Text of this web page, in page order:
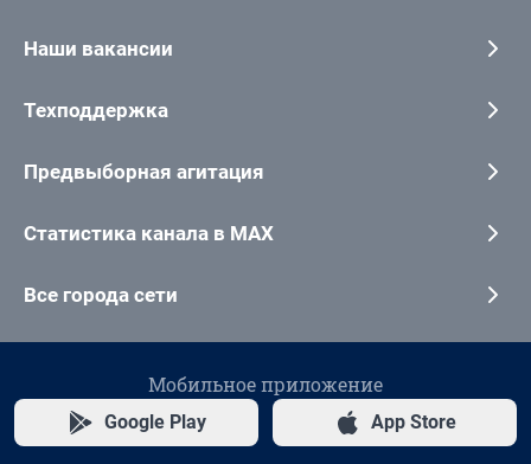
Наши вакансии
Техподдержка
Предвыборная агитация
Статистика канала в MAX
Все города сети
Мобильное приложение
Google Play App Store